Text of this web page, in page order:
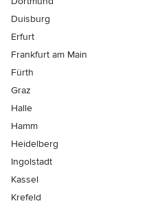
Duisburg
Erfurt
Frankfurt am Main
Fürth
Graz
Halle
Hamm
Heidelberg
Ingolstadt
Kassel
Krefeld